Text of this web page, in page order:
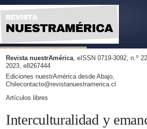
Interculturalidad y emancipación en
Revista nuestrAmérica, eISSN 0719-3092, n.o
2023, e8267444
Ediciones nuestrAmérica desde Abajo,
Chilecontacto@revistanuestramerica.cl
Artículos libres
Interculturalidad y